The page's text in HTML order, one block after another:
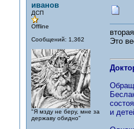
иванов
ДСП
Offline
Сообщений: 1,362
"Я мзду не беру, мне за
державу обидно"
Это
и